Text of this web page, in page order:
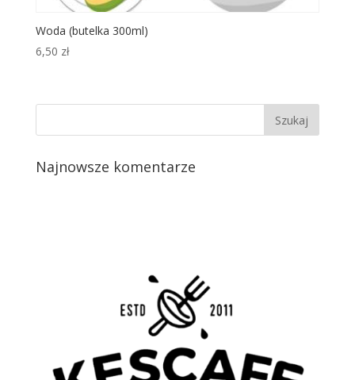
Woda (butelka 300ml)
6,50 zł
Najnowsze komentarze